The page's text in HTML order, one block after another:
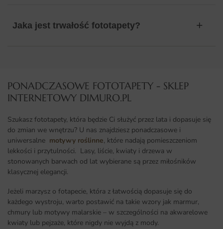
Jaka jest trwałość fototapety?
PONADCZASOWE FOTOTAPETY - SKLEP
INTERNETOWY DIMURO.PL​
Szukasz fototapety, która będzie Ci służyć przez lata i dopasuje się
do zmian we wnętrzu? U nas znajdziesz ponadczasowe i
uniwersalne motywy roślinne, które nadają pomieszczeniom
lekkości i przytulności. Lasy, liście, kwiaty i drzewa w
stonowanych barwach od lat wybierane są przez miłośników
klasycznej elegancji.
Jeżeli marzysz o fotapecie, która z łatwością dopasuje się do
każdego wystroju, warto postawić na takie wzory jak marmur,
chmury lub motywy malarskie – w szczególności na akwarelowe
kwiaty lub pejzaże, które nigdy nie wyjdą z mody.